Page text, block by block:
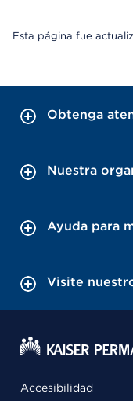
Esta página fue
Obtenga
Nuestra
Ayuda para
Visite
Accesibilidad